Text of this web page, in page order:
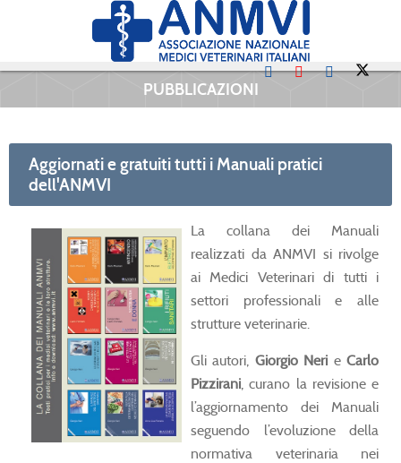
PUBBLICAZIONI
Aggiornati e gratuiti tutti i Manuali pratici
dell'ANMVI
La collana dei Manuali
realizzati da ANMVI si rivolge
ai Medici Veterinari di tutti i
settori professionali e alle
strutture veterinarie.
Gli autori, Giorgio Neri eCarlo
Pizzirani , curano la revisione e
l’aggiornamento dei Manuali
seguendo l’evoluzione della
normativa veterinaria nei